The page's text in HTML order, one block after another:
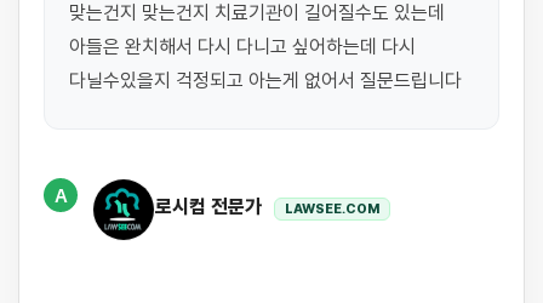
맞는건지 맞는건지 치료기관이 길어질수도 있는데
아들은 완치해서 다시 다니고 싶어하는데 다시
다닐수있을지 걱정되고 아는게 없어서 질문드립니다
A
로시컴 전문가 LAWSEE.COM